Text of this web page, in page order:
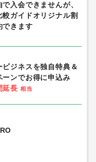
入会できませんが、
ガイドオリジナル割
できます
ジネスを独自特典＆
ンでお得に申込み
延長 相当